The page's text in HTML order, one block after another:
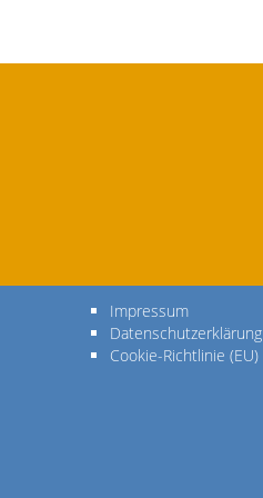
Impressum
Datenschutzerklärung
Cookie-Richtlinie (EU)